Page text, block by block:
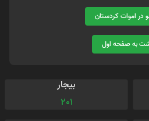
کردستان
به صفحه اول
بیجار
201